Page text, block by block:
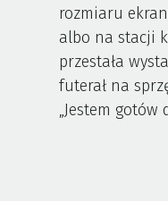
rozmiaru
albo na stacji
przestała
futerał na
„Jestem gotów